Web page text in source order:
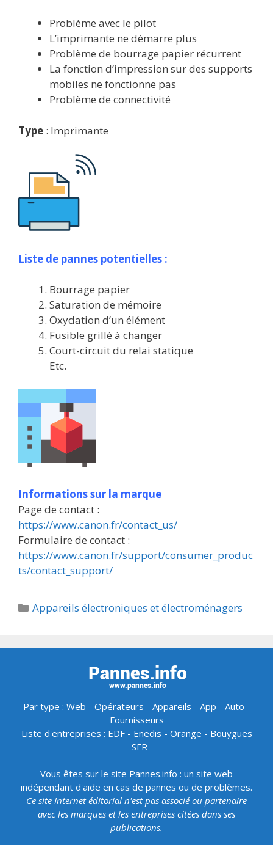
Problème avec le pilot
L’imprimante ne démarre plus
Problème de bourrage papier récurrent
La fonction d’impression sur des supports
mobiles ne fonctionne pas
Problème de connectivité
Type : Imprimante
Liste de pannes potentielles :
Bourrage papier
Saturation de mémoire
Oxydation d’un élément
Fusible grillé à changer
Court-circuit du relai statique
Etc.
Informations sur la marque
Page de contact :
https://www.canon.fr/contact_us/
Formulaire de contact :
https://www.canon.fr/support/consumer_produc
ts/contact_support/
Catégories
Appareils électroniques et électroménagers
Par type : Web - Opérateurs - Appareils - App - Auto -
Fournisseurs
Liste d'entreprises : EDF- Enedis - Orange - Bouygues
- SFR
Vous êtes sur le site Pannes.info : un site web
indépendant d'aide en cas de pannes ou de problèmes.
Ce site Internet éditorial n'est pas associé ou partenaire
avec les marques et les entreprises citées dans ses
publications.